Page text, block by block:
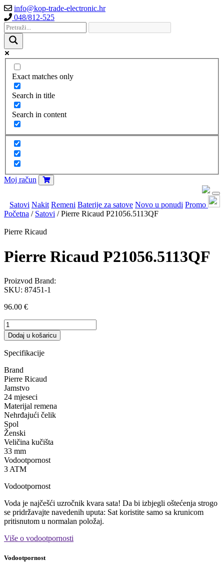
info@kop-trade-electronic.hr
048/812-525
Exact matches only
Search in title
Search in content
Moj račun
Satovi Nakit Remeni Baterije za satove Novo u ponudi Promo
Početna / Satovi / Pierre Ricaud P21056.5113QF
Pierre Ricaud
Pierre Ricaud P21056.5113QF
SKU: 87451-1
Proizvod Brand:
96.00 €
Pierre
Ricaud
P21056.5113QF
količina
Dodaj u košaricu
Specifikacije
Brand
Pierre Ricaud
Jamstvo
24 mjeseci
Materijal remena
Nehrđajući čelik
Spol
Ženski
Veličina kučišta
33 mm
Vodootpornost
3 ATM
Vodootpornost
Voda je najčešći uzročnik kvara sata! Da bi izbjegli oštećenja strogo
se pridržavajte navedenih uputa: Sat koristite samo sa krunicom
pritisnutom u normalan položaj.
Više o vodootpornosti
Vodootpornost